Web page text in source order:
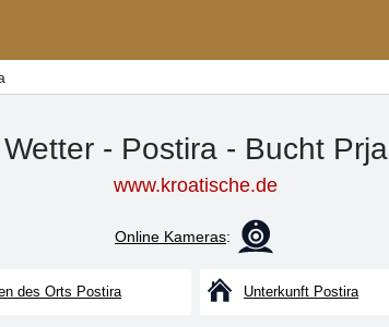
Wetter - Postira - Bucht Prja
www.kroatische.de
Online Kameras:
des Orts Postira Unterkunft Postira